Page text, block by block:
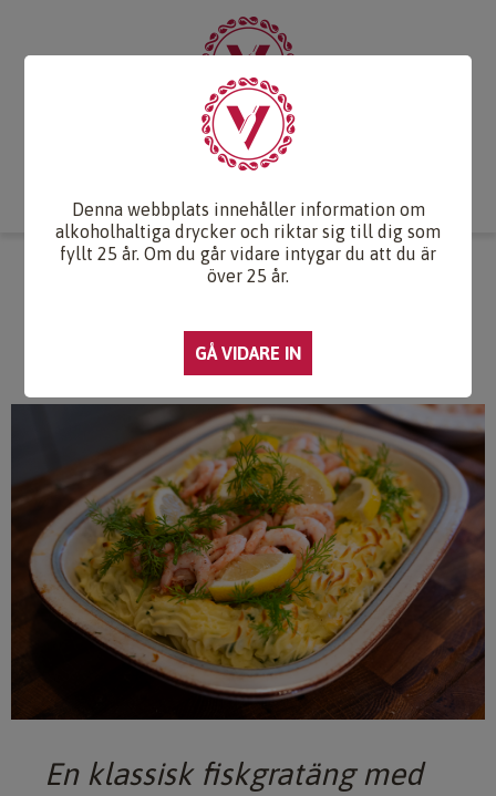
Druvlexikon
Webb-TV Om oss
KLASSISK FISKGRATÄNG MED RÄK-
VÄSTERBOTTENSOST
En klassisk fiskgratäng med
Denna webbplats innehåller information om
alkoholhaltiga drycker och riktar sig till dig som
fyllt 25 år. Om du går vidare intygar du att du är
över 25 år.